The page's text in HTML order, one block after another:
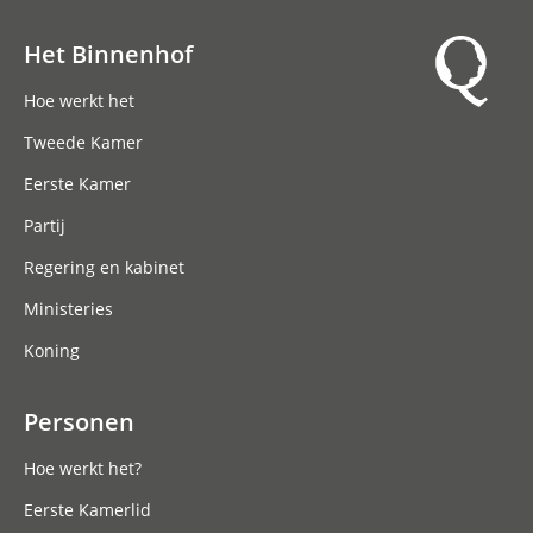
Het Binnenhof
Hoe werkt het
Tweede Kamer
Eerste Kamer
Partij
Regering en kabinet
Ministeries
Koning
Personen
Hoe werkt het?
Eerste Kamerlid